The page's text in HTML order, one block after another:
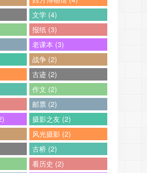
文学 (4)
报纸 (3)
老课本 (3)
战争 (2)
古迹 (2)
作文 (2)
邮票 (2)
摄影之友 (2)
风光摄影 (2)
古桥 (2)
看历史 (2)